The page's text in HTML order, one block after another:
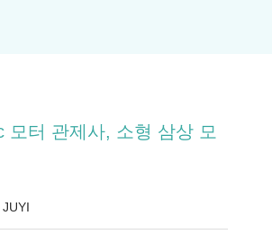
모터 관제사, 소형 삼상 모
JUYI